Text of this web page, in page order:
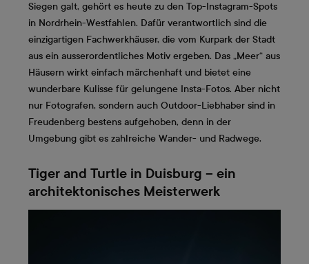
Siegen galt, gehört es heute zu den Top-Instagram-Spots
in Nordrhein-Westfahlen. Dafür verantwortlich sind die
einzigartigen Fachwerkhäuser, die vom Kurpark der Stadt
aus ein ausserordentliches Motiv ergeben. Das „Meer“ aus
Häusern wirkt einfach märchenhaft und bietet eine
wunderbare Kulisse für gelungene Insta-Fotos. Aber nicht
nur Fotografen, sondern auch Outdoor-Liebhaber sind in
Freudenberg bestens aufgehoben, denn in der
Umgebung gibt es zahlreiche Wander- und Radwege.
Tiger and Turtle in Duisburg – ein
architektonisches Meisterwerk